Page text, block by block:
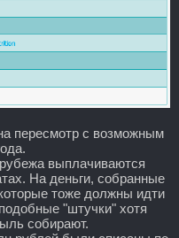
пересмотр с возможным
выплачиваются
На деньги, собранные
тоже должны идти
"штучки" хотя
собирают.